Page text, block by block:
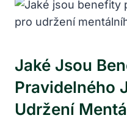
Jaké Jsou
Pravidelného
Udržení